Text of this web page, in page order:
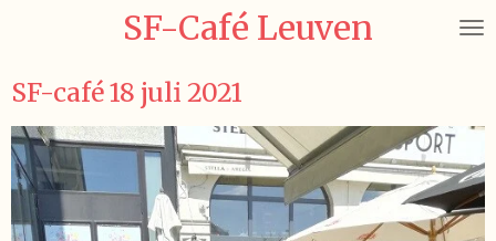
de
hoofdinhoud
SF-Café Leuven
SF-café 18 juli 2021